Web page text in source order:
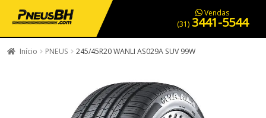
PNEUS EM OFERTA SERVIÇOS AUTOMOTIVOS NOSSA LOJA
Vendas
(31) 3441-5544
Início PNEUS 245/45R20 WANLI AS029A SUV 99W